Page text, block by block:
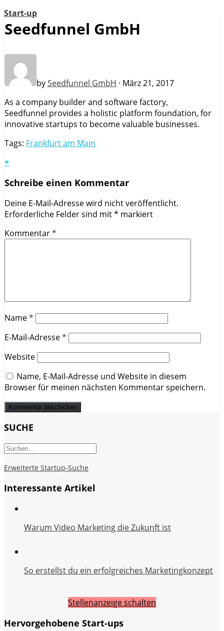
Start-up
Seedfunnel GmbH
bySeedfunnel GmbH · März 21, 2017
As a company builder and software factory,
Seedfunnel provides a holistic platform foundation, for
innovative startups to become valuable businesses.
Tags: Frankfurt am Main
+
Schreibe einen Kommentar
Deine E-Mail-Adresse wird nicht veröffentlicht.
Erforderliche Felder sind mit* markiert
Kommentar*
Name*
E-Mail-Adresse*
Website
Name, E-Mail-Adresse und Website in diesem
Browser für meinen nächsten Kommentar speichern.
SUCHE
Erweiterte Startup-Suche
Interessante Artikel
Warum Video Marketing die Zukunft ist
So erstellst du ein erfolgreiches Marketingkonzept
Stellenanzeige schalten
Hervorgehobene Start-ups